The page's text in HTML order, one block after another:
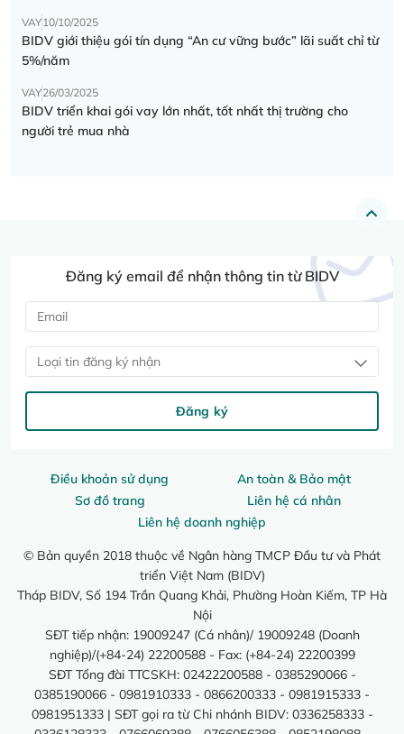
VAY10/10/2025
BIDV giới thiệu gói tín dụng “An cư vững bước” lãi suất chỉ từ
5%/năm
VAY26/03/2025
BIDV triển khai gói vay lớn nhất, tốt nhất thị trường cho
người trẻ mua nhà
Điều khoản sử dụng
An toàn & Bảo mật
Sơ đồ trang
Liên hệ cá nhân
Liên hệ doanh nghiệp
© Bản quyền 2018 thuộc về Ngân hàng TMCP Đầu tư và Phát
triển Việt Nam (BIDV)
Tháp BIDV, Số 194 Trần Quang Khải, Phường Hoàn Kiếm, TP Hà
Nội
SĐT tiếp nhận: 19009247 (Cá nhân)/ 19009248 (Doanh
nghiệp)/(+84-24) 22200588 - Fax: (+84-24) 22200399
SĐT Tổng đài TTCSKH: 02422200588 - 0385290066 -
0385190066 - 0981910333 - 0866200333 - 0981915333 -
0981951333 | SĐT gọi ra từ Chi nhánh BIDV: 0336258333 -
Đăng ký email để nhận thông tin từ BIDV
Loại tin đăng ký nhận
Đăng ký